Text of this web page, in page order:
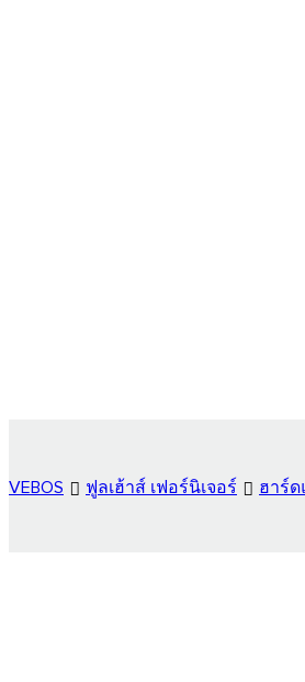
VEBOS ฟูลเฮ้าส์ เฟอร์นิเจอร์ ฮาร์ด